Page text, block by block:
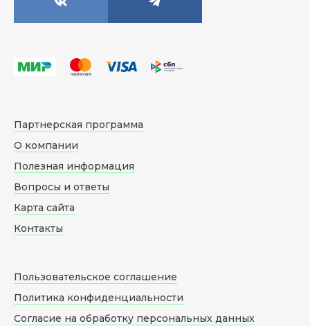
Партнерская программа
О компании
Полезная информация
Вопросы и ответы
Карта сайта
Контакты
Пользовательское соглашение
Политика конфиденциальности
Согласие на обработку персональных данных